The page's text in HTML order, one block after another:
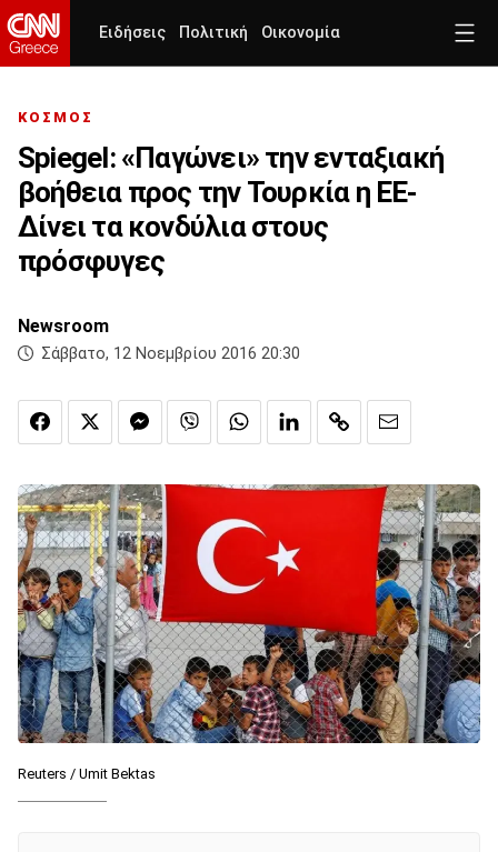
Ειδήσεις Πολιτική Οικονομία
ΚΟΣΜΟΣ
Spiegel: «Παγώνει» την ενταξιακή
βοήθεια προς την Τουρκία η ΕΕ-
Δίνει τα κονδύλια στους
πρόσφυγες
Newsroom
Σάββατο, 12 Νοεμβρίου 2016 20:30
Reuters / Umit Bektas